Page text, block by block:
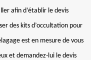
afin d’établir le devis
des kits d’occultation pour
est en mesure de vous
et demandez-lui le devis